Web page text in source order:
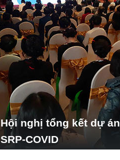
Hội nghị tổng kết dự án
SRP-COVID